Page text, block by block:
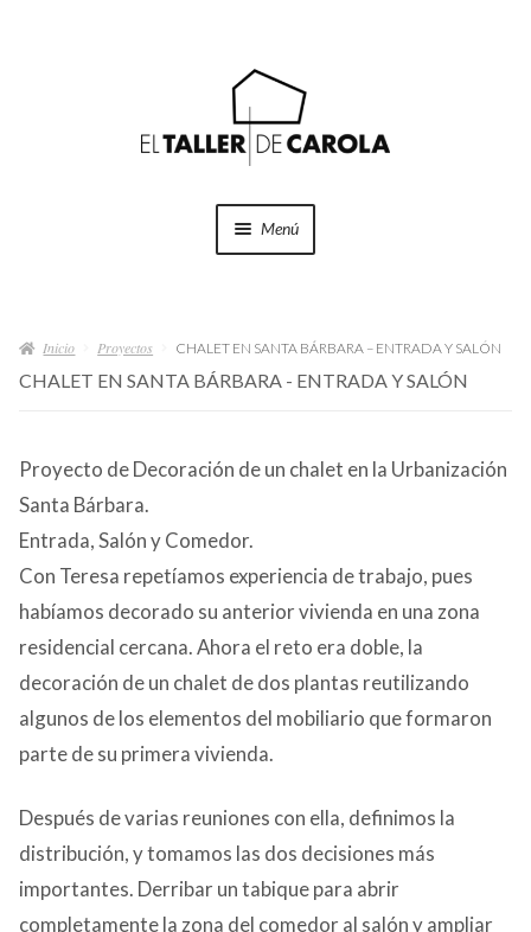
Menú
menú
PROYECTOS
QUIÉNES SOMOS
CONTACTO
Inicio Proyectos CHALET EN SANTA BÁRBARA – ENTRADA Y SALÓN
CHALET EN SANTA BÁRBARA - ENTRADA Y SALÓN
Proyecto de Decoración de un chalet en la Urbanización
Santa Bárbara.
Entrada, Salón y Comedor.
Con Teresa repetíamos experiencia de trabajo, pues
habíamos decorado su anterior vivienda en una zona
residencial cercana. Ahora el reto era doble, la
decoración de un chalet de dos plantas reutilizando
algunos de los elementos del mobiliario que formaron
parte de su primera vivienda.
Después de varias reuniones con ella, definimos la
distribución, y tomamos las dos decisiones más
importantes. Derribar un tabique para abrir
completamente la zona del comedor al salón y ampliar